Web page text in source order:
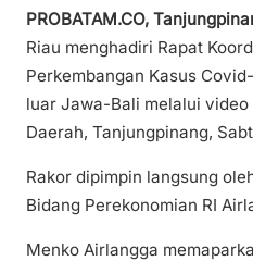
PROBATAM.CO,
Riau menghadiri Rapat
Perkembangan Kasus
luar Jawa-Bali melalui
Daerah, Tanjungpinang,
Rakor dipimpin langsung
Bidang Perekonomian RI
Menko Airlangga